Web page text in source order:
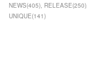
NEWS(405) RELEASE(250)
UNIQUE(141)